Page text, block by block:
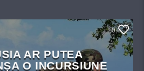
0
AR PUTEA
O INCURSIUNE